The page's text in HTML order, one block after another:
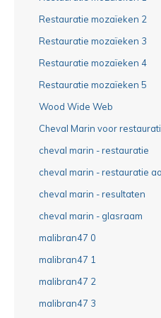
Restauratie mozaïeken 2
Restauratie mozaïeken 3
Restauratie mozaïeken 4
Restauratie mozaïeken 5
Wood Wide Web
Cheval Marin voor
cheval marin - restauratie
cheval marin - restauratie
cheval marin - resultaten
cheval marin - glasraam
malibran47 0
malibran47 1
malibran47 2
malibran47 3